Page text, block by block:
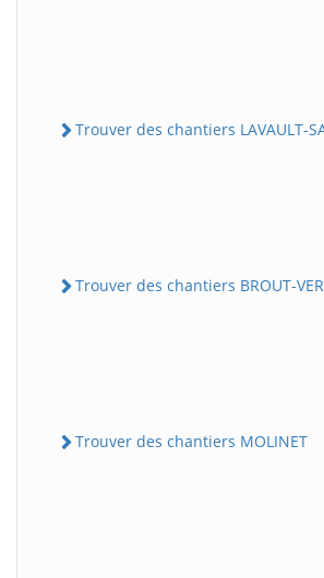
Trouver des chantiers LAVAULT-
Trouver des chantiers BROUT-
Trouver des chantiers MOLINET